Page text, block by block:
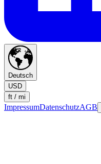
Deutsch
USD
ft / mi
ImpressumDatenschutzAGB